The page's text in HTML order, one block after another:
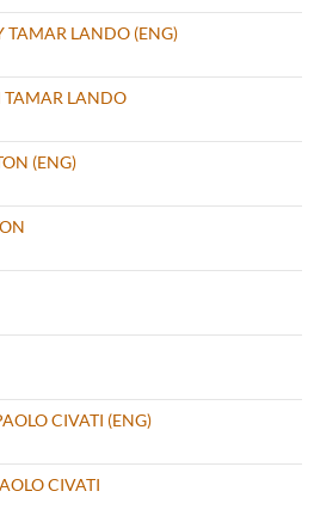
TAMAR LANDO (ENG)
TAMAR LANDO
(ENG)
CIVATI (ENG)
CIVATI